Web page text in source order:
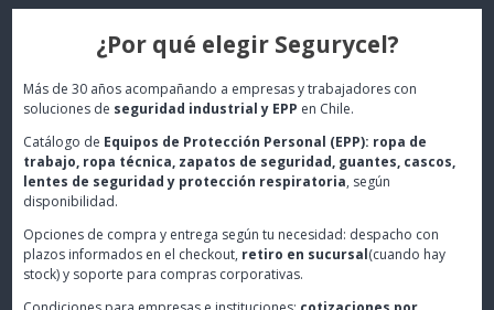
¿Por qué elegir Segurycel?
Más de 30 años acompañando a empresas y trabajadores con
soluciones de seguridad industrial y EPP en Chile.
Catálogo de Equipos de Protección Personal (EPP): ropa de
trabajo, ropa técnica, zapatos de seguridad, guantes, cascos,
lentes de seguridad y protección respiratoria, según
disponibilidad.
Opciones de compra y entrega según tu necesidad: despacho con
plazos informados en el checkout, retiro en sucursal(cuando hay
stock) y soporte para compras corporativas.